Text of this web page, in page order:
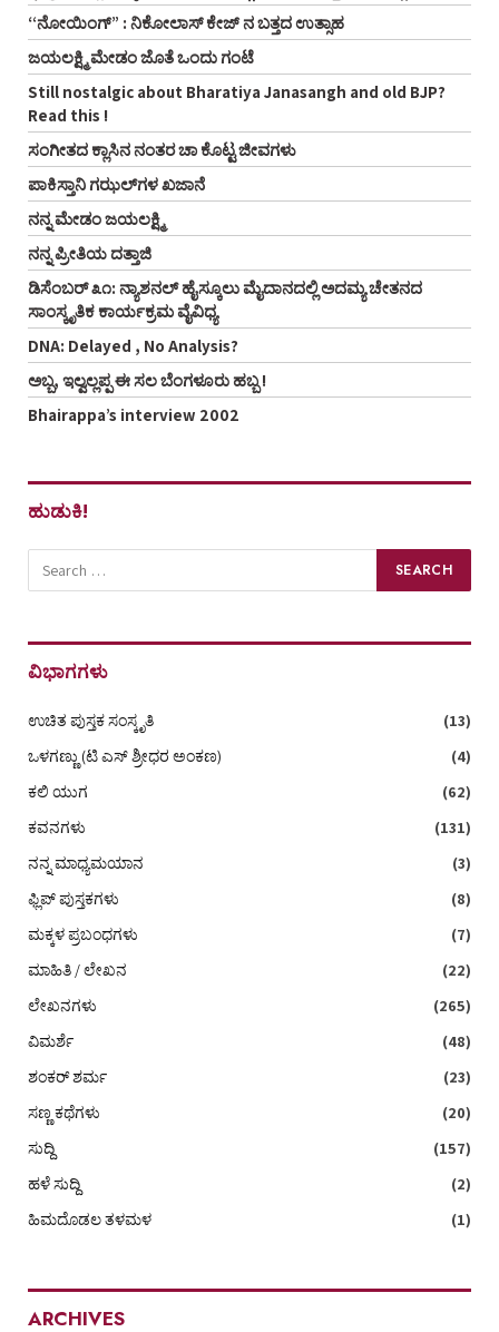
“ನೋಯಿಂಗ್” : ನಿಕೋಲಾಸ್ ಕೇಜ್ ನ ಬತ್ತದ ಉತ್ಸಾಹ
ಜಯಲಕ್ಷ್ಮಿ ಮೇಡಂ ಜೊತೆ ಒಂದು ಗಂಟೆ
Still nostalgic about Bharatiya Janasangh and old BJP?
Read this !
ಸಂಗೀತದ ಕ್ಲಾಸಿನ ನಂತರ ಚಾ ಕೊಟ್ಟ ಜೀವಗಳು
ಪಾಕಿಸ್ತಾನಿ ಗಝಲ್‌ಗಳ ಖಜಾನೆ
ನನ್ನ ಮೇಡಂ ಜಯಲಕ್ಷ್ಮಿ
ನನ್ನ ಪ್ರೀತಿಯ ದತ್ತಾಜಿ
ಡಿಸೆಂಬರ್ ೩೧: ನ್ಯಾಶನಲ್ ಹೈಸ್ಕೂಲು ಮೈದಾನದಲ್ಲಿ ಅದಮ್ಯ ಚೇತನದ
ಸಾಂಸ್ಕೃತಿಕ ಕಾರ್ಯಕ್ರಮ ವೈವಿಧ್ಯ
DNA: Delayed , No Analysis?
ಅಬ್ಬ, ಇಲ್ವಲ್ಲಪ್ಪ ಈ ಸಲ ಬೆಂಗಳೂರು ಹಬ್ಬ !
Bhairappa’s interview 2002
ಹುಡುಕಿ!
ವಿಭಾಗಗಳು
ಉಚಿತ ಪುಸ್ತಕ ಸಂಸ್ಕೃತಿ
(13)
ಒಳಗಣ್ಣು (ಟಿ ಎಸ್‌ ಶ್ರೀಧರ ಅಂಕಣ)
(4)
ಕಲಿ ಯುಗ
(62)
ಕವನಗಳು
(131)
ನನ್ನ ಮಾಧ್ಯಮಯಾನ
(3)
ಫ್ಲಿಪ್ ಪುಸ್ತಕಗಳು
(8)
ಮಕ್ಕಳ ಪ್ರಬಂಧಗಳು
(7)
ಮಾಹಿತಿ / ಲೇಖನ
(22)
ಲೇಖನಗಳು
(265)
ವಿಮರ್ಶೆ
(48)
ಶಂಕರ್ ಶರ್ಮ
(23)
ಸಣ್ಣ ಕಥೆಗಳು
(20)
ಸುದ್ದಿ
(157)
ಹಳೆ ಸುದ್ದಿ
(2)
ಹಿಮದೊಡಲ ತಳಮಳ
(1)
ARCHIVES